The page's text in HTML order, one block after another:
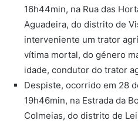
16h44min, na Rua das
Aguadeira, do distrito de
interveniente um trator
vítima mortal, do género
idade, condutor do trator
Despiste, ocorrido em 28
19h46min, na Estrada da
Colmeias, do distrito de